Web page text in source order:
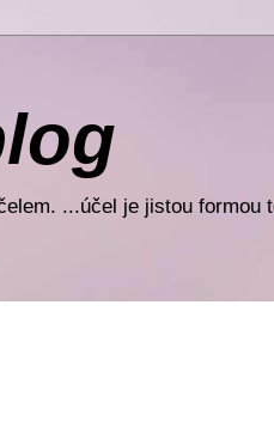
...účel je jistou formou